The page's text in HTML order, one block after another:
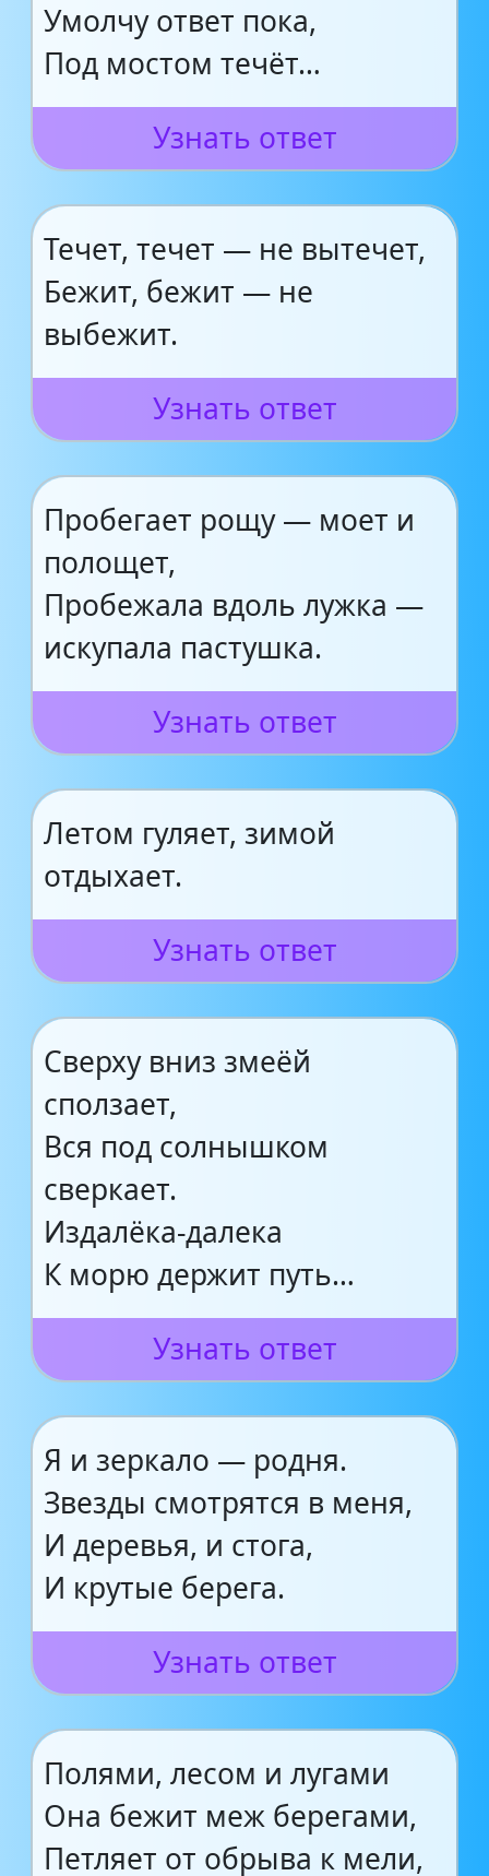
Умолчу ответ пока,
Под мостом течёт…
Узнать ответ
Течет, течет — не вытечет,
Бежит, бежит — не
выбежит.
Узнать ответ
Пробегает рощу — моет и
полощет,
Пробежала вдоль лужка —
искупала пастушка.
Узнать ответ
Летом гуляет, зимой
отдыхает.
Узнать ответ
Сверху вниз змеёй
сползает,
Вся под солнышком
сверкает.
Издалёка-далека
К морю держит путь…
Узнать ответ
Я и зеркало — родня.
Звезды смотрятся в меня,
И деревья, и стога,
И крутые берега.
Узнать ответ
Полями, лесом и лугами
Она бежит меж берегами,
Петляет от обрыва к мели,